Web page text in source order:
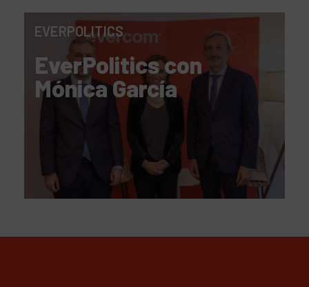
EVERPOLITICS
EverPolitics con
Mónica García